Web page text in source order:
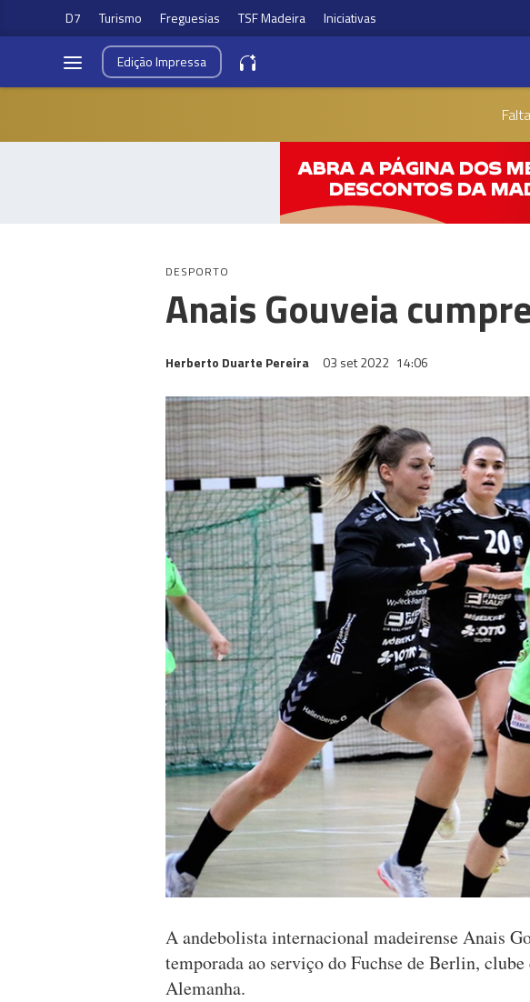
D7 Turismo Freguesias TSF Madeira Iniciativas
EdiçãoImpressa
DESPORTO
Anais Gouveia
Herberto Duarte Pereira 03 set 2022 14:06
A andebolista internacional madeirense Anais
temporada ao serviço do Fuchse de Berlin,
Alemanha.